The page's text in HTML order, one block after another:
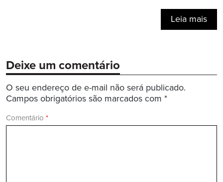
Leia mais
Deixe um comentário
O seu endereço de e-mail não será publicado.
Campos obrigatórios são marcados com *
Comentário *